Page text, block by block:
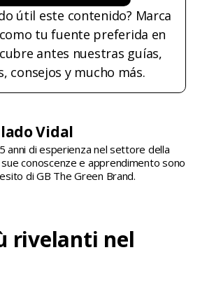
útil este contenido? Marca
tu fuente preferida en
antes nuestras guías,
consejos y mucho más.
Vidal
anni di esperienza nel settore della
sue conoscenze e apprendimento sono
di GB The Green Brand.
rivelanti nel